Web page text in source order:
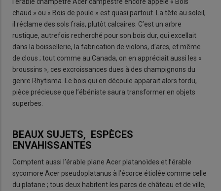
l’érable champêtre Acer campestre encore appelé « Bois
chaud » ou « Bois de poule » est quasi partout. La tête au soleil,
il réclame des sols frais, plutôt calcaires. C’est un arbre
rustique, autrefois recherché pour son bois dur, qui excellait
dans la boissellerie, la fabrication de violons, d’arcs, et même
de clous ; tout comme au Canada, on en appréciait aussi les «
broussins », ces excroissances dues à des champignons du
genre Rhytisma. Le bois qui en découle apparait alors tordu,
pièce précieuse que l’ébéniste saura transformer en objets
superbes.
BEAUX SUJETS, ESPÈCES
ENVAHISSANTES
Comptent aussi l’érable plane Acer platanoïdes et l’érable
sycomore Acer pseudoplatanus à l’écorce étiolée comme celle
du platane ; tous deux habitent les parcs de château et de ville,